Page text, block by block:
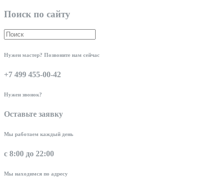
Поиск по сайту
Нужен мастер? Позвоните нам сейчас
+7 499 455-00-42
Нужен звонок?
Оставьте заявку
Мы работаем каждый день
с 8:00 до 22:00
Мы находимся по адресу